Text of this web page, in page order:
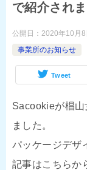
で紹介されま
公開日： 2020年10月8
事業所のお知らせ
Tweet
Sacookieが椙
ました。
パッケージデザ
記事はこちらか